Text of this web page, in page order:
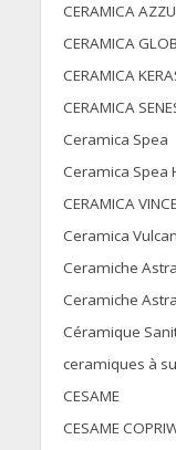
CERAMICA
CERAMICA
CERAMICA
CERAMICA
Ceramica Spea
Ceramica Spea
CERAMICA
Ceramica
Ceramiche Astra
Ceramiche
Céramique
ceramiques à
CESAME
CESAME